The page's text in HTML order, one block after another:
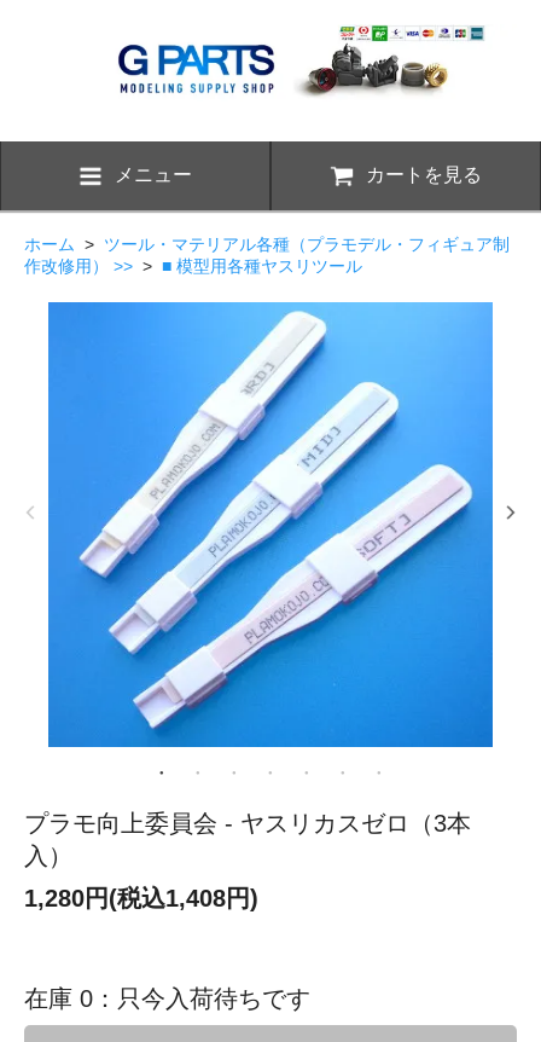
メニュー カートを見る
ホーム > ツール・マテリアル各種（プラモデル・フィギュア制
作改修用） >> > ■ 模型用各種ヤスリツール
プラモ向上委員会 - ヤスリカスゼロ（3本
入）
1,280円(税込1,408円)
在庫 0：只今入荷待ちです